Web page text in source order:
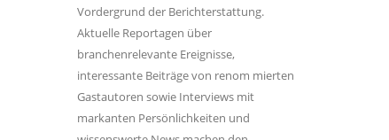
Vordergrund der Berichterstattung.
Aktuelle Reportagen über
branchenrelevante Ereignisse,
interessante Beiträge von renom mierten
Gastautoren sowie Interviews mit
markanten Persönlichkeiten und